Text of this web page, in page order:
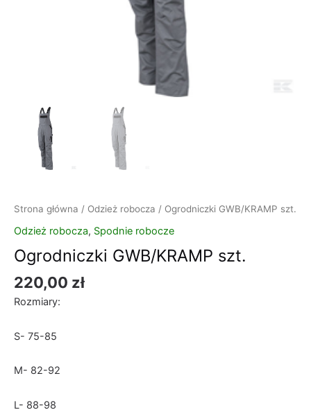
Strona główna / Odzież robocza / Ogrodniczki GWB/KRAMP szt.
Odzież robocza, Spodnie robocze
Ogrodniczki GWB/KRAMP szt.
220,00 zł
Rozmiary:
S- 75-85
M- 82-92
L- 88-98